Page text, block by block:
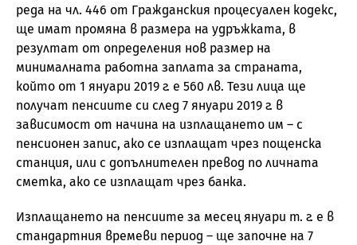
реда на чл. 446 от Гражданския процесуален кодекс,
ще имат промяна в размера на удръжката, в
резултат от определения нов размер на
минималната работна заплата за страната,
който от 1 януари 2019 г. е 560 лв. Тези лица ще
получат пенсиите си след 7 януари 2019 г. в
зависимост от начина на изплащането им – с
пенсионен запис, ако се изплащат чрез пощенска
станция, или с допълнителен превод по личната
сметка, ако се изплащат чрез банка.
Изплащането на пенсиите за месец януари т. г. е в
стандартния времеви период – ще започне на 7